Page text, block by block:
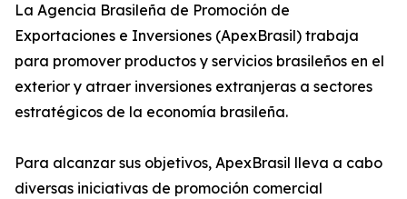
La Agencia Brasileña de Promoción de
Exportaciones e Inversiones (ApexBrasil) trabaja
para promover productos y servicios brasileños en el
exterior y atraer inversiones extranjeras a sectores
estratégicos de la economía brasileña.
Para alcanzar sus objetivos, ApexBrasil lleva a cabo
diversas iniciativas de promoción comercial